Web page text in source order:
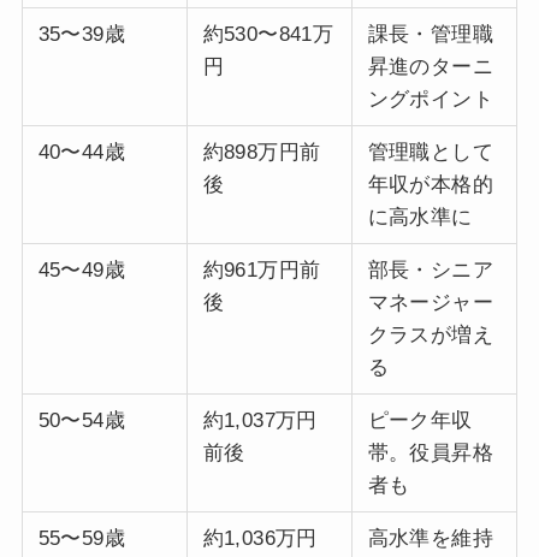
35〜39歳
約530〜841万
円
課長・管理職
昇進のターニ
ングポイント
40〜44歳
約898万円前
後
管理職として
年収が本格的
に高水準に
45〜49歳
約961万円前
後
部長・シニア
マネージャー
クラスが増え
る
50〜54歳
約1,037万円
前後
ピーク年収
帯。役員昇格
者も
55〜59歳
約1,036万円
高水準を維持